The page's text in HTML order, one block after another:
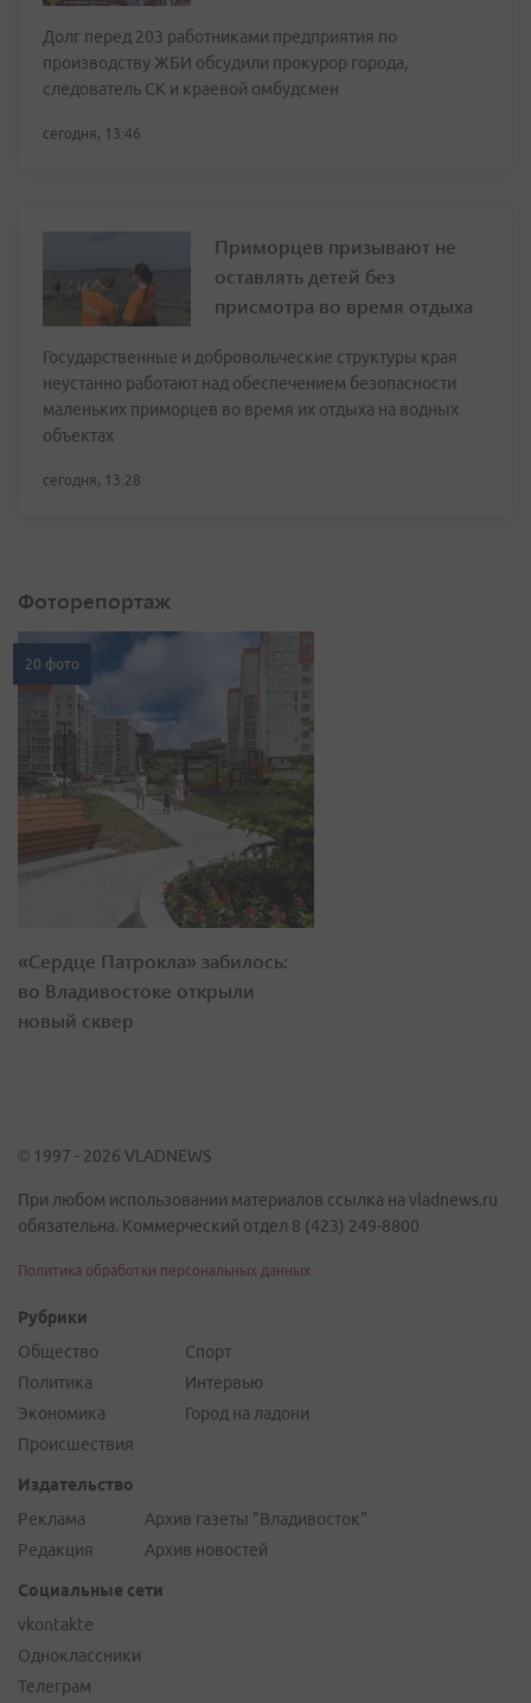
Долг перед 203 работниками предприятия по
производству ЖБИ обсудили прокурор города,
следователь СК и краевой омбудсмен
сегодня, 13:46
Приморцев призывают не
оставлять детей без
присмотра во время отдыха
Государственные и добровольческие структуры края
неустанно работают над обеспечением безопасности
маленьких приморцев во время их отдыха на водных
объектах
сегодня, 13:28
Фоторепортаж
20 фото
«Сердце Патрокла» забилось:
во Владивостоке открыли
новый сквер
© 1997 - 2026 VLADNEWS
При любом использовании материалов ссылка на vladnews.ru
обязательна. Коммерческий отдел 8 (423) 249-8800
Политика обработки персональных данных
Рубрики
Общество
Политика
Экономика
Происшествия
Спорт
Интервью
Город на ладони
Издательство
Реклама
Редакция
Архив газеты "Владивосток"
Архив новостей
Социальные сети
vkontakte
Одноклассники
Телеграм